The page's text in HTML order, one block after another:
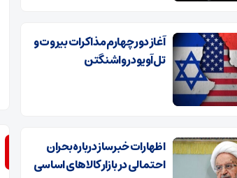
آغاز دور چهارم مذاکرات بیروت و
تل‌آویو در واشنگتن
اظهارات خبرساز درباره بحران
احتمالی در بازار کالاهای اساسی